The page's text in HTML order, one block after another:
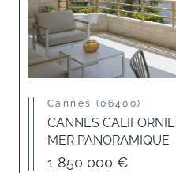
Cannes (06400)
CANNES
MER PANORAMIQUE
1 850 000 €